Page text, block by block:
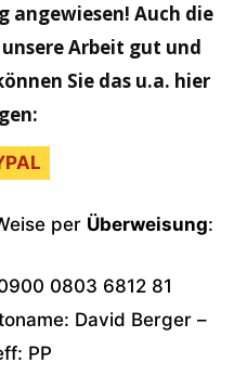
angewiesen! Auch die
Arbeit gut und
Sie das u.a. hier
per Überweisung:
0803 6812 81
David Berger –
PP